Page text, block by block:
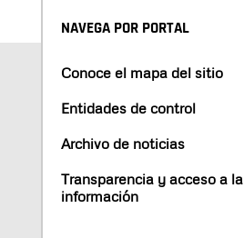
NAVEGA POR PORTAL
Conoce el mapa del sitio
Entidades de control
Archivo de noticias
Transparencia y acceso a la
información